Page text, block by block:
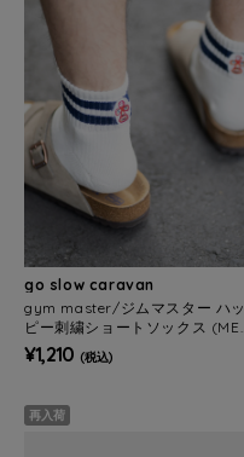
go slow caravan
gym master/ジムマスター ハッ
ピー刺繍ショートソックス (MEN
S/WOMENS)
¥1,210 (税込)
再入荷